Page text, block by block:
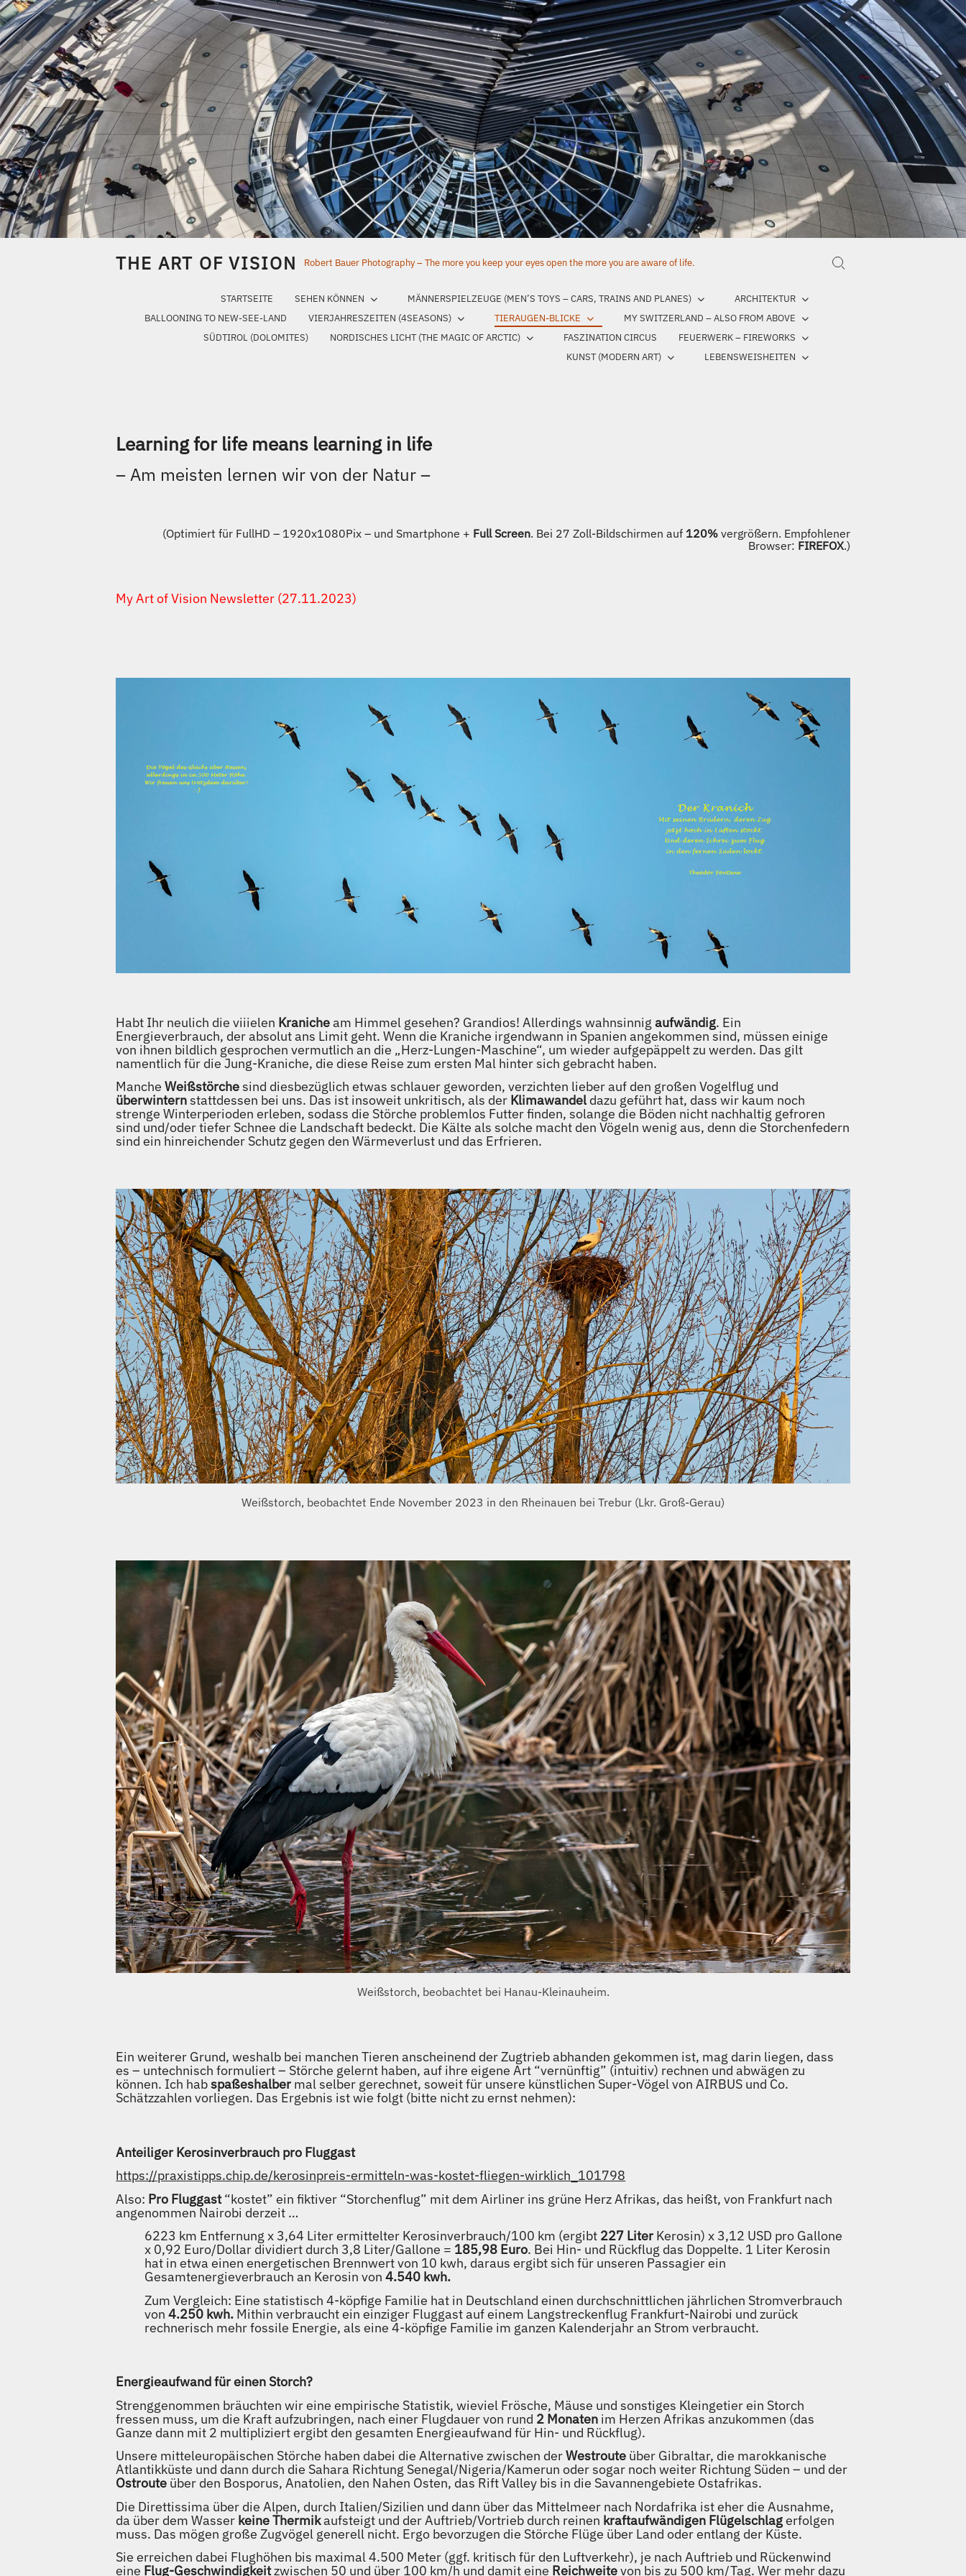
Skip
to
content
THE ART OF VISION Robert Bauer Photography – The more you keep your eyes open the more you are aware of life.
STARTSEITE SEHEN KÖNNEN MÄNNERSPIELZEUGE (MEN’S TOYS – CARS, TRAINS AND PLANES)
ARCHITEKTUR
BALLOONING TO NEW-SEE-LAND
VIERJAHRESZEITEN (4SEASONS) TIERAUGEN-BLICKE
MY SWITZERLAND – ALSO FROM ABOVE
SÜDTIROL (DOLOMITES)
NORDISCHES LICHT (THE MAGIC OF ARCTIC) FASZINATION CIRCUS
FEUERWERK – FIREWORKS
KUNST (MODERN ART)
LEBENSWEISHEITEN
Search for:
Learning for life means learning in life
– Am meisten lernen wir von der Natur –
(Optimiert für FullHD – 1920x1080Pix – und Smartphone + Full Screen. Bei 27 Zoll-Bildschirmen auf 120%vergrößern. Empfohlener
Browser: FIREFOX.)
My Art of Vision Newsletter (27.11.2023)
Habt Ihr neulich die viiielen Kranicheam Himmel gesehen? Grandios! Allerdings wahnsinnigaufwändig. Ein
Energieverbrauch, der absolut ans Limit geht. Wenn die Kraniche irgendwann in Spanien angekommen sind, müssen einige
von ihnen bildlich gesprochen vermutlich an die „Herz-Lungen-Maschine“, um wieder aufgepäppelt zu werden. Das gilt
namentlich für die Jung-Kraniche, die diese Reise zum ersten Mal hinter sich gebracht haben.
MancheWeißstörchesind diesbezüglich etwas schlauer geworden, verzichten lieber auf den großen Vogelflug und
überwinternstattdessen bei uns. Das ist insoweit unkritisch, als der Klimawandel dazu geführt hat, dass wir kaum noch
strenge Winterperioden erleben, sodass die Störche problemlos Futter finden, solange die Böden nicht nachhaltig gefroren
sind und/oder tiefer Schnee die Landschaft bedeckt. Die Kälte als solche macht den Vögeln wenig aus, denn die Storchenfedern
sind ein hinreichender Schutz gegen den Wärmeverlust und das Erfrieren.
Weißstorch, beobachtet Ende November 2023 in den Rheinauen bei Trebur (Lkr. Groß-Gerau)
Weißstorch, beobachtet bei Hanau-Kleinauheim.
Ein weiterer Grund, weshalb bei manchen Tieren anscheinend der Zugtrieb abhanden gekommen ist, mag darin liegen, dass
es – untechnisch formuliert – Störche gelernt haben, auf ihre eigene Art “vernünftig” (intuitiv) rechnen und abwägen zu
können. Ich habspaßeshalber mal selber gerechnet, soweit für unsere künstlichen Super-Vögel von AIRBUS und Co.
Schätzzahlen vorliegen. Das Ergebnis ist wie folgt (bitte nicht zu ernst nehmen):
Anteiliger Kerosinverbrauch pro Fluggast
https://praxistipps.chip.de/kerosinpreis-ermitteln-was-kostet-fliegen-wirklich_101798
Also: Pro Fluggast“kostet” ein fiktiver “Storchenflug” mit dem Airliner ins grüne Herz Afrikas, das heißt, von Frankfurt nach
angenommen Nairobi derzeit …
6223 km Entfernung x 3,64 Liter ermittelter Kerosinverbrauch/100 km (ergibt 227 Liter Kerosin) x 3,12 USD pro Gallone
x 0,92 Euro/Dollar dividiert durch 3,8 Liter/Gallone = 185,98 Euro. Bei Hin- und Rückflug das Doppelte. 1 Liter Kerosin
hat in etwa einen energetischen Brennwert von 10 kwh, daraus ergibt sich für unseren Passagier ein
Gesamtenergieverbrauch an Kerosin von4.540 kwh.
Zum Vergleich: Eine statistisch 4-köpfige Familie hat in Deutschland einen durchschnittlichen jährlichen Stromverbrauch
von4.250 kwh. Mithin verbraucht ein einziger Fluggast auf einem Langstreckenflug Frankfurt-Nairobi und zurück
rechnerisch mehr fossile Energie, als eine 4-köpfige Familie im ganzen Kalenderjahr an Strom verbraucht.
Energieaufwand für einen Storch?
Strenggenommen bräuchten wir eine empirische Statistik, wieviel Frösche, Mäuse und sonstiges Kleingetier ein Storch
fressen muss, um die Kraft aufzubringen, nach einer Flugdauer von rund 2 Monaten im Herzen Afrikas anzukommen (das
Ganze dann mit 2 multipliziert ergibt den gesamten Energieaufwand für Hin- und Rückflug).
Unsere mitteleuropäischen Störche haben dabei die Alternative zwischen derWestroute über Gibraltar, die marokkanische
Atlantikküste und dann durch die Sahara Richtung Senegal/Nigeria/Kamerun oder sogar noch weiter Richtung Süden – und der
Ostroute über den Bosporus, Anatolien, den Nahen Osten, das Rift Valley bis in die Savannengebiete Ostafrikas.
Die Direttissima über die Alpen, durch Italien/Sizilien und dann über das Mittelmeer nach Nordafrika ist eher die Ausnahme,
da über dem Wasser keine Thermikaufsteigt und der Auftrieb/Vortrieb durch reinen kraftaufwändigen Flügelschlagerfolgen
muss. Das mögen große Zugvögel generell nicht. Ergo bevorzugen die Störche Flüge über Land oder entlang der Küste.
Sie erreichen dabei Flughöhen bis maximal 4.500 Meter (ggf. kritisch für den Luftverkehr), je nach Auftrieb und Rückenwind
eine Flug-Geschwindigkeitzwischen 50 und über 100 km/h und damit eine Reichweitevon bis zu 500 km/Tag. Wer mehr dazu